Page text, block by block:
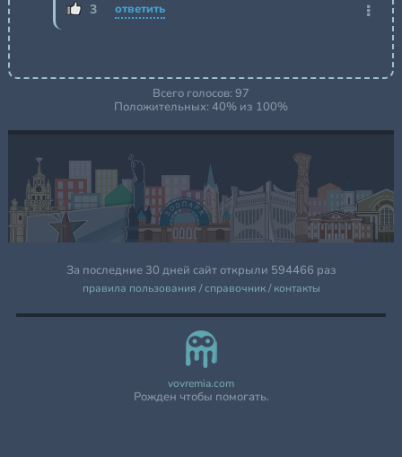
3 ответить
Всего голосов: 97
Положительных: 40% из 100%
За последние 30 дней сайт открыли 594466 раз
правила пользования /справочник/контакты
vovremia.com
Рожден чтобы помогать.